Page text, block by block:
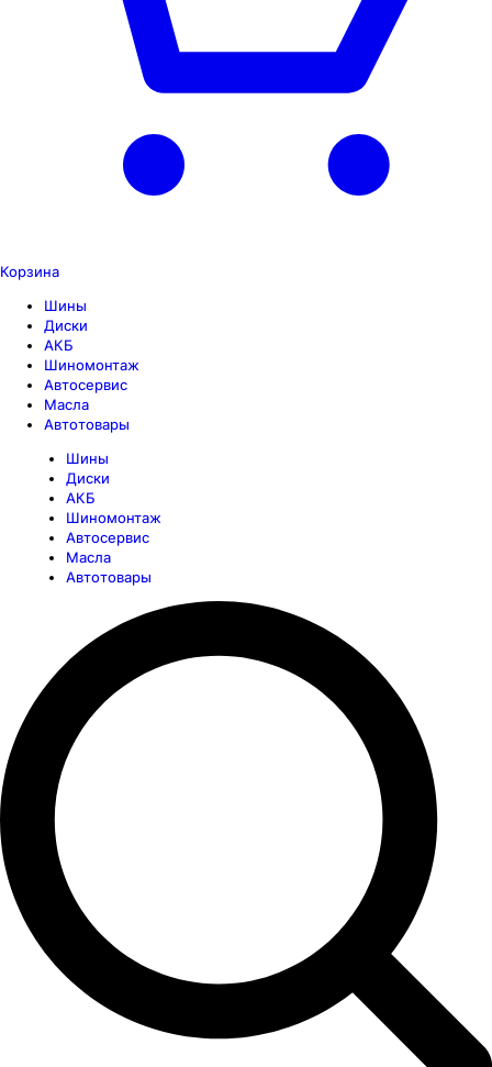
Корзина
Шины
Диски
АКБ
Шиномонтаж
Автосервис
Масла
Автотовары
Шины
Диски
АКБ
Шиномонтаж
Автосервис
Масла
Автотовары